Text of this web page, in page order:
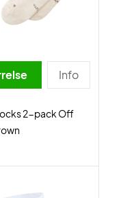
Info
2-pack Off